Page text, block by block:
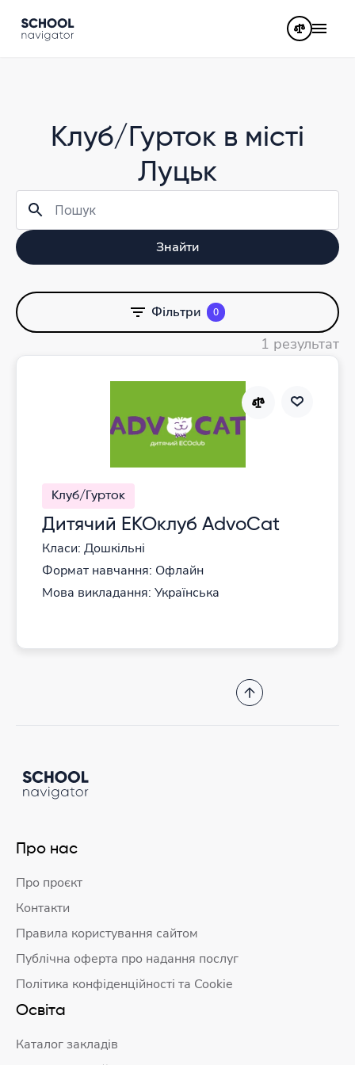
Клуб/Гурток в місті
Луцьк
Знайти
Фільтри 0
1 результат
Клуб/Гурток
Дитячий ЕКОклуб AdvoCat
Класи: Дошкільні
Формат навчання: Офлайн
Мова викладання: Українська
Про нас
Про проєкт
Контакти
Правила користування сайтом
Публічна оферта про надання послуг
Політика конфіденційності та Cookie
Освіта
Каталог закладів